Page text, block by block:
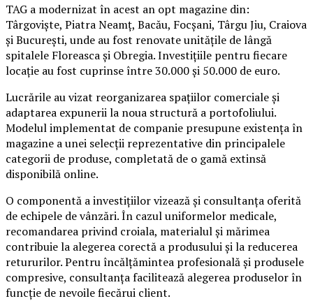
TAG a modernizat în acest an opt magazine din:
Târgoviște, Piatra Neamț, Bacău, Focșani, Târgu Jiu, Craiova
și București, unde au fost renovate unitățile de lângă
spitalele Floreasca și Obregia. Investițiile pentru fiecare
locație au fost cuprinse între 30.000 și 50.000 de euro.
Lucrările au vizat reorganizarea spațiilor comerciale și
adaptarea expunerii la noua structură a portofoliului.
Modelul implementat de companie presupune existența în
magazine a unei selecții reprezentative din principalele
categorii de produse, completată de o gamă extinsă
disponibilă online.
O componentă a investițiilor vizează și consultanța oferită
de echipele de vânzări. În cazul uniformelor medicale,
recomandarea privind croiala, materialul și mărimea
contribuie la alegerea corectă a produsului și la reducerea
retururilor. Pentru încălțămintea profesională și produsele
compresive, consultanța facilitează alegerea produselor în
funcție de nevoile fiecărui client.